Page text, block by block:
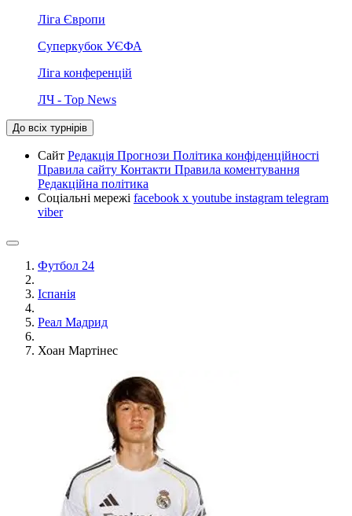
Ліга Європи
Суперкубок УЄФА
Ліга конференцій
ЛЧ - Top News
До всіх турнірів
Сайт Редакція Прогнози Політика конфіденційності
Правила сайту Контакти Правила коментування
Редакційна політика
Соціальні мережі facebook x youtube instagram telegram
viber
Футбол 24
Іспанія
Реал Мадрид
Хоан Мартінес